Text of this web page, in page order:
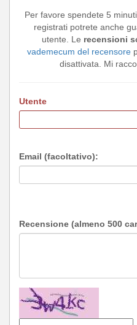
Per favore spendete 5
registrati potrete anche
utente. Le recensioni
vademecum del recensore
disattivata. Mi
Utente
Email (facoltativo):
Recensione (almeno 500